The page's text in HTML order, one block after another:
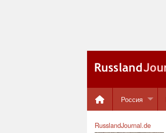
Россия
RusslandJournal.de